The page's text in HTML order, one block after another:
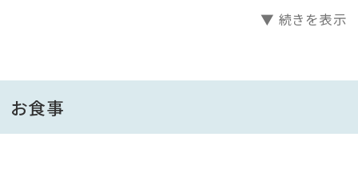
ライブキッチンでは出来立てのメニューを提供いたしま
■食事のご案内■
▼ 続きを表示
お食事